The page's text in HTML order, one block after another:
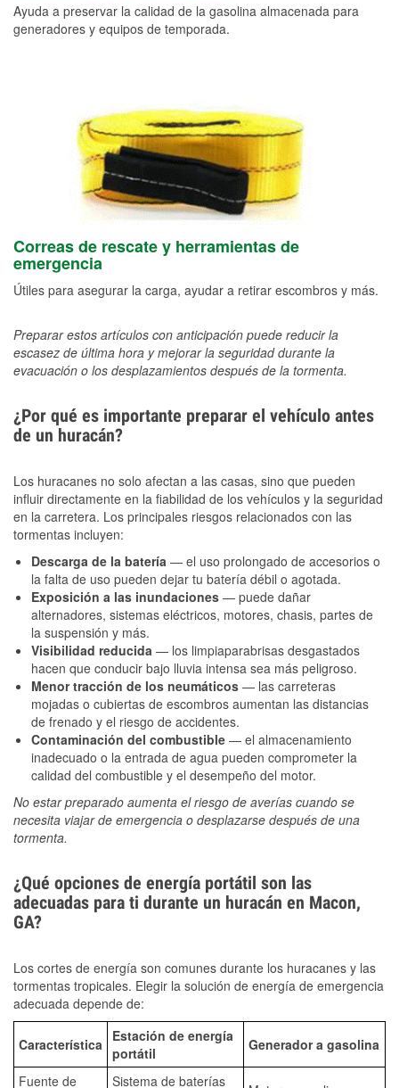
Ayuda a preservar la calidad de la gasolina almacenada para
generadores y equipos de temporada.
Correas de rescate y herramientas de
emergencia
Útiles para asegurar la carga, ayudar a retirar escombros y más.
Preparar estos artículos con anticipación puede reducir la
escasez de última hora y mejorar la seguridad durante la
evacuación o los desplazamientos después de la tormenta.
¿Por qué es importante preparar el vehículo antes
de un huracán?
Los huracanes no solo afectan a las casas, sino que pueden
influir directamente en la fiabilidad de los vehículos y la seguridad
en la carretera. Los principales riesgos relacionados con las
tormentas incluyen:
Descarga de la batería — el uso prolongado de accesorios o
la falta de uso pueden dejar tu batería débil o agotada.
Exposición a las inundaciones — puede dañar
alternadores, sistemas eléctricos, motores, chasis, partes de
la suspensión y más.
Visibilidad reducida — los limpiaparabrisas desgastados
hacen que conducir bajo lluvia intensa sea más peligroso.
Menor tracción de los neumáticos — las carreteras
mojadas o cubiertas de escombros aumentan las distancias
de frenado y el riesgo de accidentes.
Contaminación del combustible — el almacenamiento
inadecuado o la entrada de agua pueden comprometer la
calidad del combustible y el desempeño del motor.
No estar preparado aumenta el riesgo de averías cuando se
necesita viajar de emergencia o desplazarse después de una
tormenta.
¿Qué opciones de energía portátil son las
adecuadas para ti durante un huracán en Macon,
GA?
Los cortes de energía son comunes durante los huracanes y las
tormentas tropicales. Elegir la solución de energía de emergencia
adecuada depende de:
Característica
Estación de energía
portátil
Generador a gasolina
Fuente de Sistema de baterías